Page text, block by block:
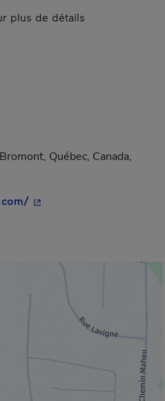
plus de détails
Québec, Canada,
- Cet hyperlien s'ouvrira